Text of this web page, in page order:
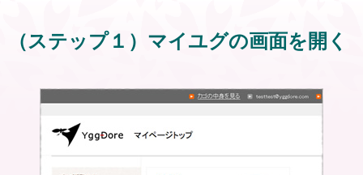
（ステップ１）マイユグの画面を開く